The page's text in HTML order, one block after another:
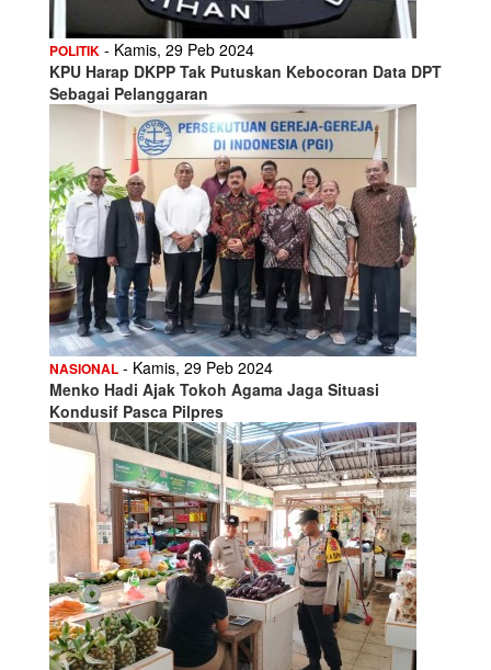
POLITIK - Kamis, 29 Peb 2024
KPU Harap DKPP Tak Putuskan Kebocoran Data DPT
Sebagai Pelanggaran
NASIONAL - Kamis, 29 Peb 2024
Menko Hadi Ajak Tokoh Agama Jaga Situasi
Kondusif Pasca Pilpres